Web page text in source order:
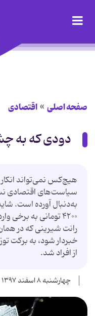
صفحه اصلی اقتصادی
دودی که به
هیچ‌کس نمی‌تواند
سیاست‌های اقتصادی
به‌دنبال آورده است.
۴۲۰۰ تومانی به
رانت شیرینی که در
از افراد شد.
چهارشنبه ۸ اسفند ۱۳۹۷ - ۰۰:۰۰